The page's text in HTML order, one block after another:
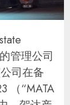
管理公司
司在备
（“MATA